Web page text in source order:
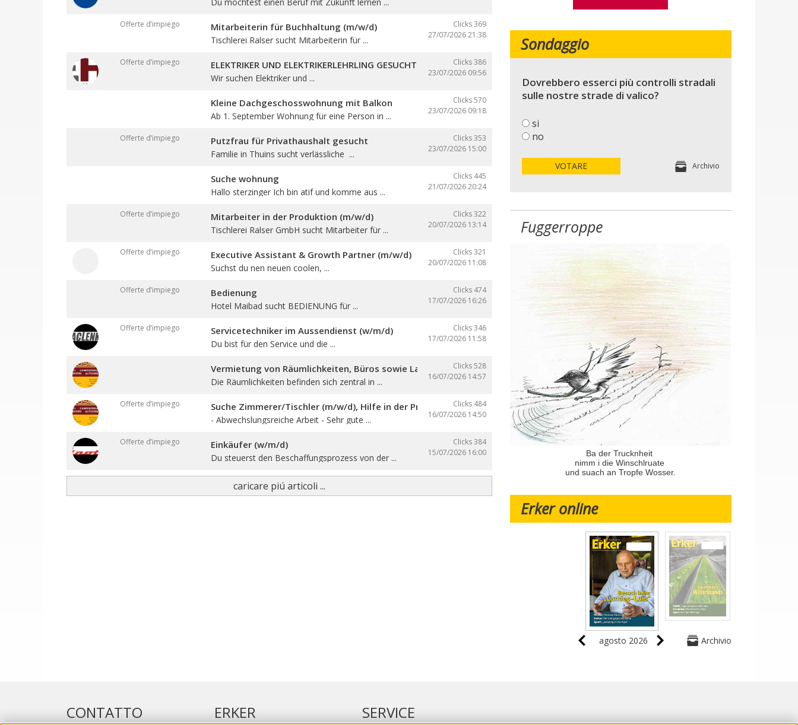
Offerte d’impiego
Clicks 369
27/07/202621:38
Mitarbeiterin für Buchhaltung (m/w/d)
Tischlerei Ralser sucht Mitarbeiterin für ...
Offerte d’impiego
Clicks 386
23/07/2026 09:56
ELEKTRIKER UND ELEKTRIKERLEHRLING GESUCHT
Wir suchen Elektriker und ...
Clicks 570
23/07/2026 09:18
Kleine Dachgeschosswohnung mit Balkon
Ab 1. September Wohnung für eine Person in ...
Offerte d’impiego
Clicks 353
23/07/2026 15:00
Putzfrau für Privathaushalt gesucht
Familie in Thuins sucht verlässliche ...
Clicks 445
21/07/202620:24
Suche wohnung
Hallo sterzinger Ich bin atif und komme aus ...
Offerte d’impiego
Clicks 322
20/07/2026 13:14
Mitarbeiter in der Produktion (m/w/d)
Tischlerei Ralser GmbH sucht Mitarbeiter für ...
Offerte d’impiego
Clicks 321
20/07/2026 11:08
Executive Assistant & Growth Partner (m/w/d)
Suchst du nen neuen coolen, ...
Offerte d’impiego
Clicks 474
17/07/2026 16:26
Bedienung
Hotel Maibad sucht BEDIENUNG für ...
Offerte d’impiego
Clicks 346
17/07/2026 11:58
Servicetechniker im Aussendienst (w/m/d)
Du bist für den Service und die ...
Clicks 528
16/07/2026 14:57
Vermietung von Räumlichkeiten, Büros sowie Lager- und Produktionsflächen, Halle mit Lagerplatz
Die Räumlichkeiten befinden sich zentral in ...
Offerte d’impiego
Clicks 484
16/07/2026 14:50
Suche Zimmerer/Tischler (m/w/d), Hilfe in der Produktion und auf den Baustellen (m/w/d), Hausmeister (m/w/d)
- Abwechslungsreiche Arbeit - Sehr gute ...
Offerte d’impiego
Clicks 384
15/07/2026 16:00
Einkäufer (w/m/d)
Du steuerst den Beschaffungsprozess von der ...
caricare piú articoli ...
Sondaggio
Dovrebbero esserci più controlli stradali
sulle nostre strade di valico?
si
no
VOTARE Archivio
Fuggerroppe
Ba der Trucknheit
nimm i die Winschlruate
und suach an Tropfe Wosser.
Erker online
agosto 2026 Archivio
CONTATTO ERKER SERVICE